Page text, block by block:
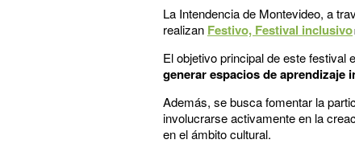
La Intendencia de Montevideo, a
realizan Festivo, Festival inclusivo
El objetivo principal de este festival
generar espacios de aprendizaje
Además, se busca fomentar la
involucrarse activamente en la
en el ámbito cultural.